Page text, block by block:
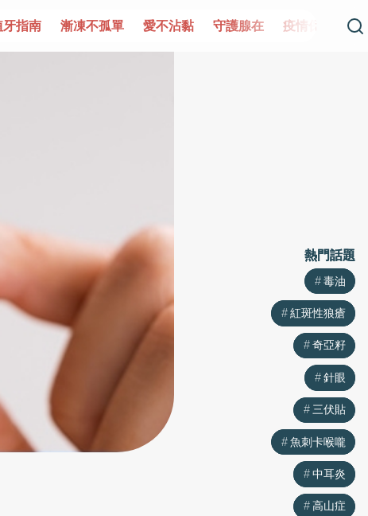
單 愛不沾黏 守護腺在 疫情保衛戰 再生醫學 愛的
熱門話題
毒油
紅斑性狼瘡
奇亞籽
針眼
三伏貼
魚刺卡喉嚨
中耳炎
高山症
熱門話題
毒油
紅斑性狼瘡
奇亞籽
針眼
三伏貼
魚刺卡喉嚨
中耳炎
高山症